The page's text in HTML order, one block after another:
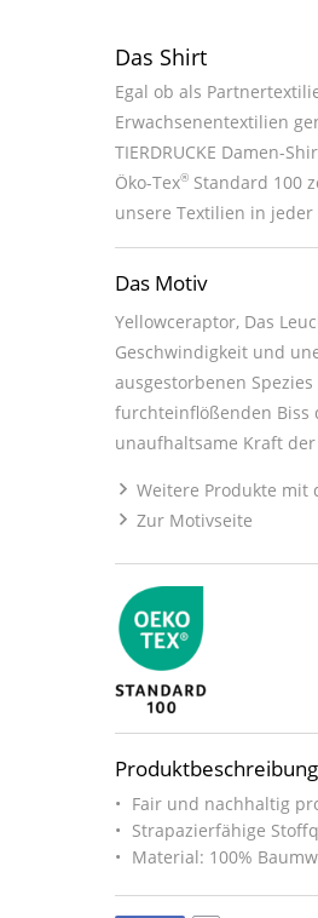
Das Shirt
Egal ob als
Erwachsenentextilien
TIERDRUCKE Damen-
Öko-Tex® Standard 100
unsere Textilien in
Das Motiv
Yellowceraptor, Das
Geschwindigkeit und
ausgestorbenen
furchteinflößenden Biss
unaufhaltsame Kraft
Weitere Produkte mit
Zur Motivseite
Produktbeschreibung
Fair und nachhaltig
Strapazierfähige
Material: 100%